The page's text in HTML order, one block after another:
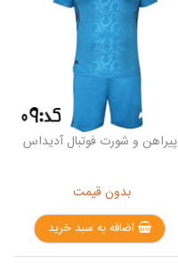
پیراهن و شورت فوتبال آدیداس
بدون قیمت
اضافه به سبد خرید